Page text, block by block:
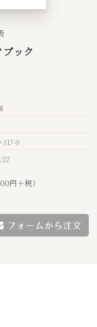
ック
0
22
円＋税）